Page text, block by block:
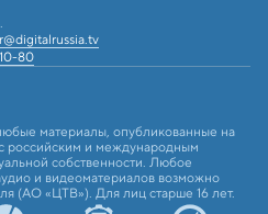
80
материалы, опубликованные на
российским и международным
собственности. Любое
и видеоматериалов возможно
(АО «ЦТВ»). Для лиц старше 16 лет.